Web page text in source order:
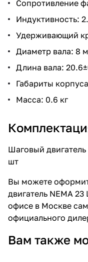
Сопротивление
Индуктивность:
Удерживающий
Диаметр вала: 8
Длина вала:
Габариты
Масса: 0.6 кг
Шаговый двигатель
шт
Вы можете
двигатель NEMA
офисе в Москве
официального
Вам также